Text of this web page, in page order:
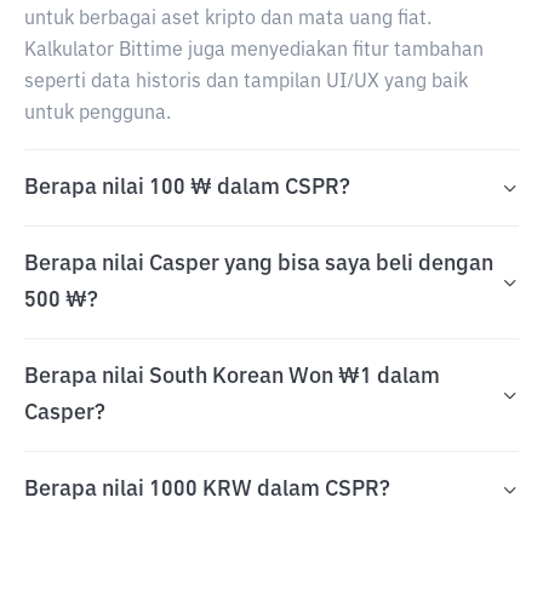
untuk berbagai aset kripto dan mata uang fiat.
Kalkulator Bittime juga menyediakan fitur tambahan
seperti data historis dan tampilan UI/UX yang baik
untuk pengguna.
Berapa nilai 100 ₩ dalam CSPR?
Berapa nilai Casper yang bisa saya beli dengan
500 ₩?
Berapa nilai South Korean Won ₩1 dalam
Casper?
Berapa nilai 1000 KRW dalam CSPR?